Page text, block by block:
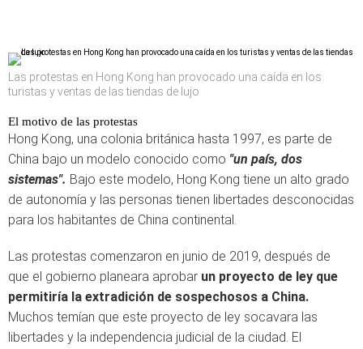
Las protestas en Hong Kong han provocado una caída en los
turistas y ventas de las tiendas de lujo
El motivo de las protestas
Hong Kong, una colonia británica hasta 1997, es parte de
China bajo un modelo conocido como "un país, dos
sistemas". Bajo este modelo, Hong Kong tiene un alto grado
de autonomía y las personas tienen libertades desconocidas
para los habitantes de China continental.
Las protestas comenzaron en junio de 2019, después de
que el gobierno planeara aprobar un proyecto de ley que
permitiría la extradición de sospechosos a China.
Muchos temían que este proyecto de ley socavara las
libertades y la independencia judicial de la ciudad. El